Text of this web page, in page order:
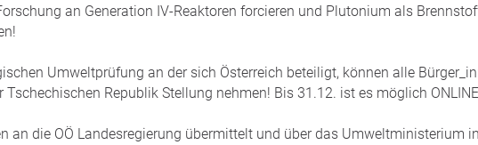
an Generation IV-Reaktoren forcieren und Plutonium als
Umweltprüfung an der sich Österreich beteiligt, können alle
Tschechischen Republik Stellung nehmen! Bis 31.12. ist es möglich
an die OÖ Landesregierung übermittelt und über das Umweltministerium